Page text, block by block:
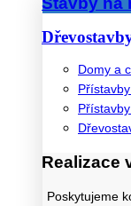
Domy a
Realizace
Poskytujeme